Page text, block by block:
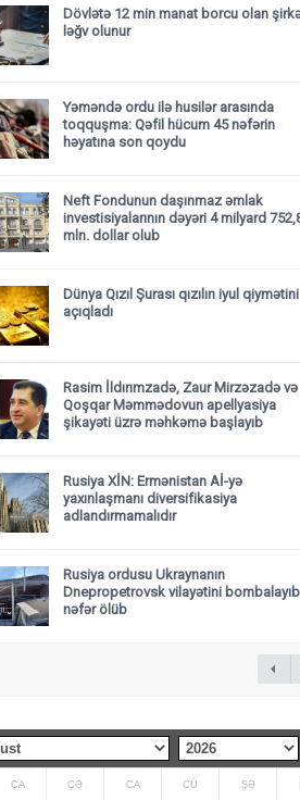
Dövlətə 12 min manat borcu olan
ləğv olunur
Yəməndə ordu ilə husilər arasında
toqquşma: Qəfil hücum 45 nəfərin
həyatına son qoydu
Neft Fondunun daşınmaz əmlak
investisiyalarının dəyəri 4 milyard
mln. dollar olub
Dünya Qızıl Şurası qızılın iyul qiymətini
açıqladı
Rasim İldırımzadə, Zaur Mirzəzadə və
Qoşqar Məmmədovun apellyasiya
şikayəti üzrə məhkəmə başlayıb
Rusiya XİN: Ermənistan Aİ-yə
yaxınlaşmanı diversifikasiya
adlandırmamalıdır
Rusiya ordusu Ukraynanın
Dnepropetrovsk vilayətini
nəfər ölüb
ÇA ÇƏ CA CÜ ŞƏ